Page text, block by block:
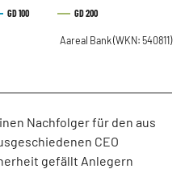
GD 100 GD 200
Aareal Bank(WKN: 540811)
Nachfolger für den aus
CEO
gefällt Anlegern